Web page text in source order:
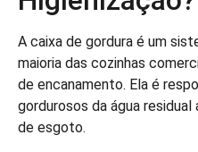
A caixa de gordura é um
maioria das cozinhas
de encanamento. Ela é
gordurosos da água
de esgoto.